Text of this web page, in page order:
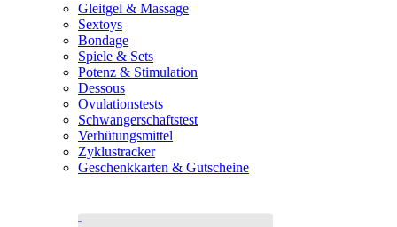
Gleitgel & Massage
Sextoys
Bondage
Spiele & Sets
Potenz & Stimulation
Dessous
Ovulationstests
Schwangerschaftstest
Verhütungsmittel
Zyklustracker
Geschenkkarten & Gutscheine